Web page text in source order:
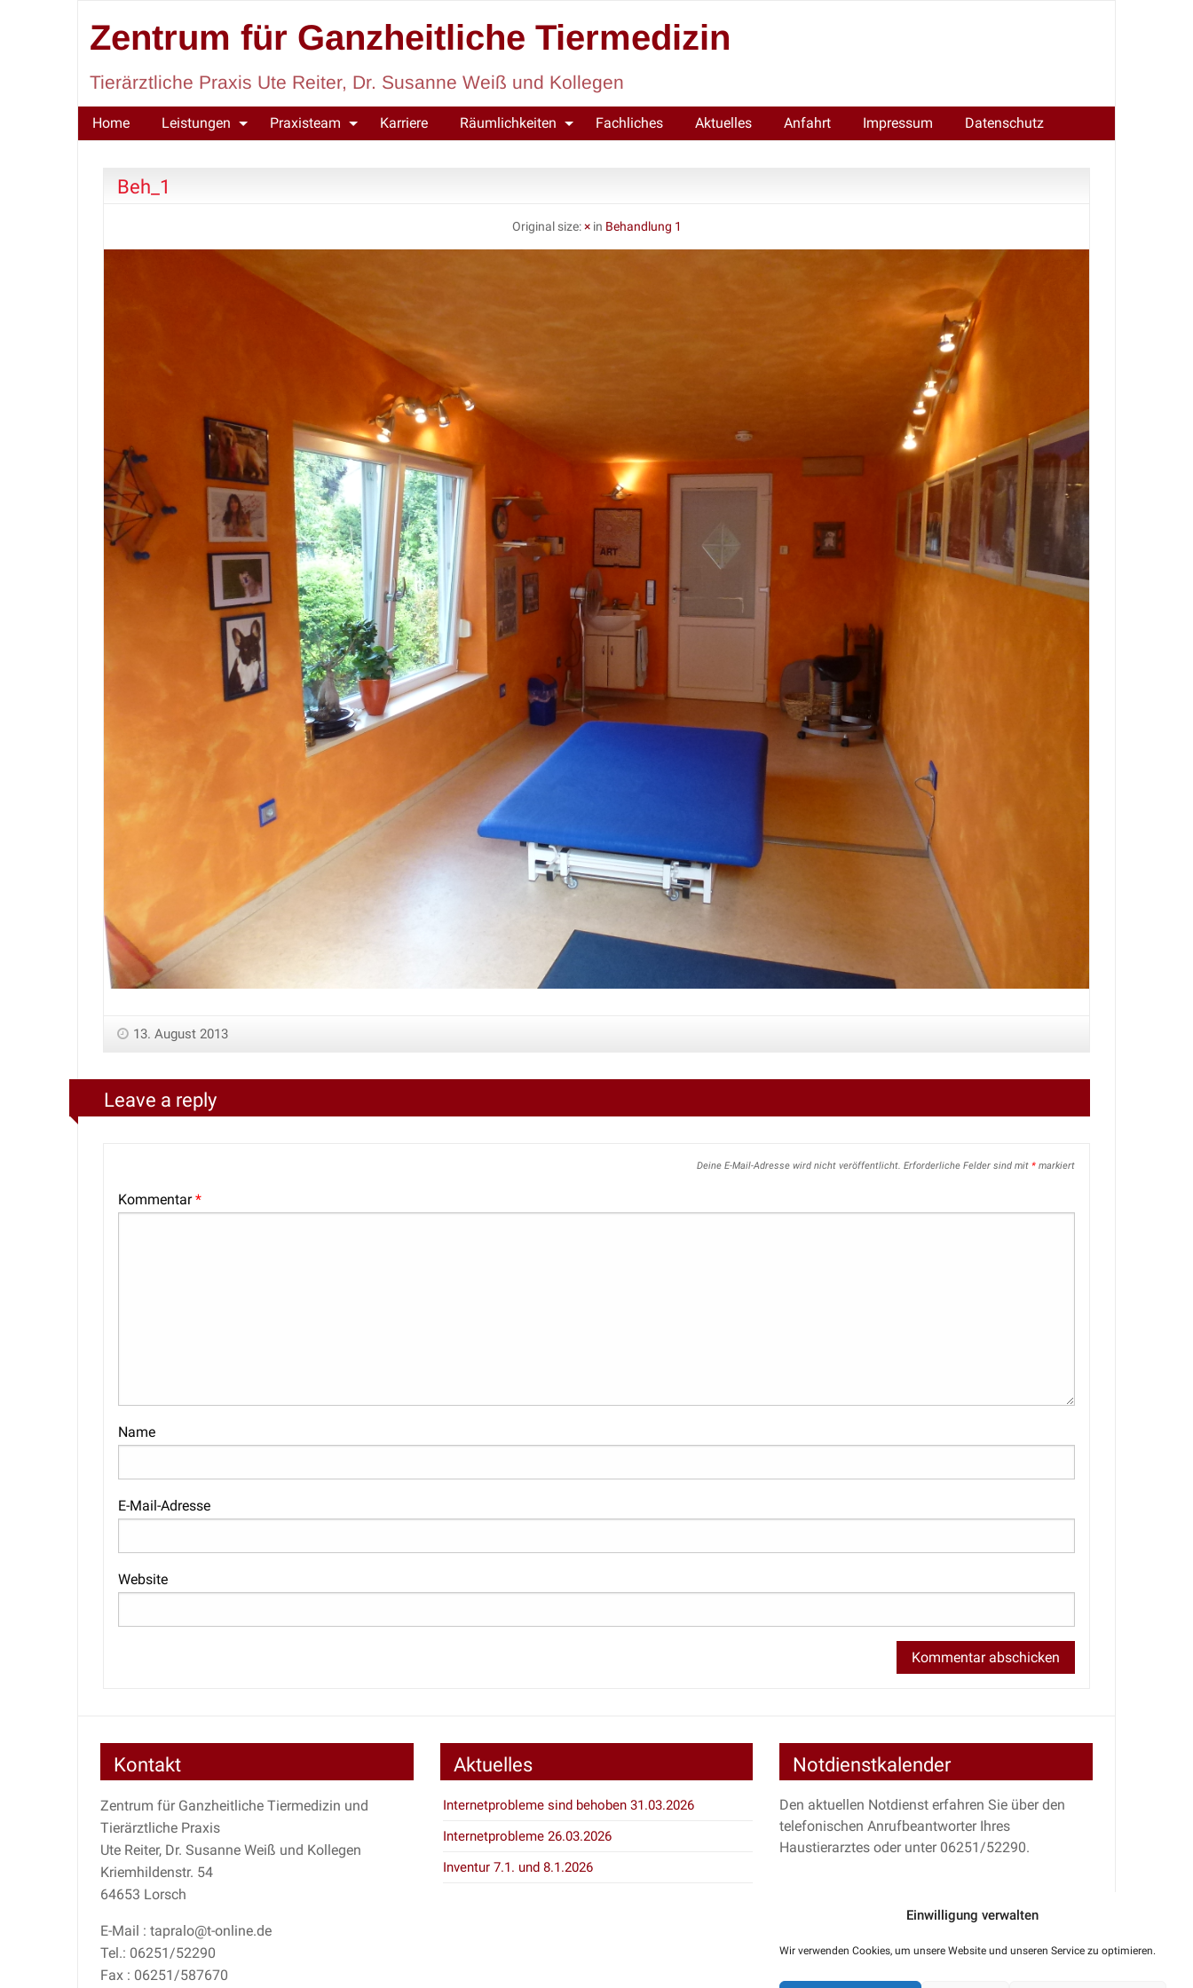
Einwilligung verwalten
Wir verwenden Cookies, um unsere Website und unseren Service zu optimieren.
Zentrum für Ganzheitliche Tiermedizin
Tierärztliche Praxis Ute Reiter, Dr. Susanne Weiß und Kollegen
Home Leistungen Praxisteam Karriere Räumlichkeiten Fachliches Aktuelles Anfahrt Impressum Datenschutz
Beh_1
Original size:× in Behandlung 1
13. August 2013
Leave a reply
Deine E-Mail-Adresse wird nicht veröffentlicht. Erforderliche Felder sind mit * markiert
Kommentar*
Name
E-Mail-Adresse
Website
Kontakt
Zentrum für Ganzheitliche Tiermedizin und
Tierärztliche Praxis
Ute Reiter, Dr. Susanne Weiß und Kollegen
Kriemhildenstr. 54
64653 Lorsch
E-Mail : tapralo@t-online.de
Tel.: 06251/52290
Fax : 06251/587670
Aktuelles
Internetprobleme sind behoben 31.03.2026
Internetprobleme 26.03.2026
Inventur 7.1. und 8.1.2026
Notdienstkalender
Den aktuellen Notdienst erfahren Sie über den
telefonischen Anrufbeantworter Ihres
Haustierarztes oder unter 06251/52290.